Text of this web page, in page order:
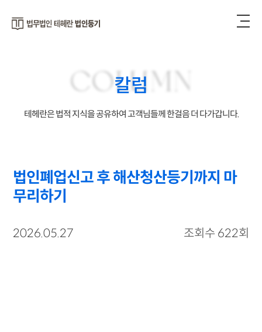
COLUMN
칼럼
테헤란은 법적 지식을 공유하여 고객님들께 한걸음 더 다가갑니다.
법인폐업신고 후 해산청산등기까지 마
무리하기
2026.05.27 조회수 622회